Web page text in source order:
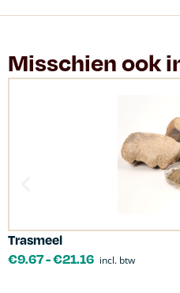
Misschien ook
Trasmeel
€9.67-€21.16 incl. btw